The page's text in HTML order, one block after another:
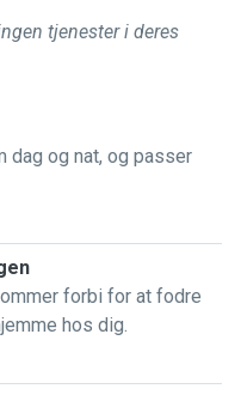
tjenester i deres
dag og nat, og passer
forbi for at fodre
hos dig.